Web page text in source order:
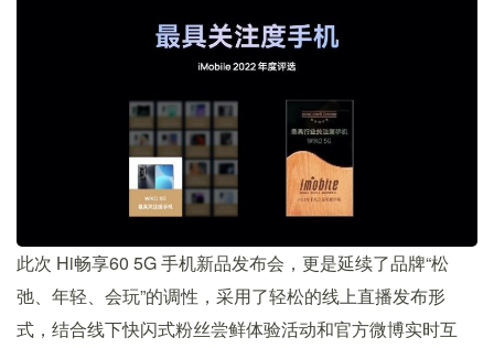
此次 Hi畅享60 5G 手机新品发布会，更是延续了品牌“松
弛、年轻、会玩”的调性，采用了轻松的线上直播发布形
式，结合线下快闪式粉丝尝鲜体验活动和官方微博实时互